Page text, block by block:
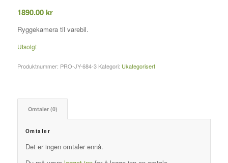
1890.00kr
Ryggekamera til varebil.
Utsolgt
Produktnummer: PRO-JY-684-3 Kategori: Ukategorisert
Omtaler (0)
Omtaler
Det er ingen omtaler ennå.